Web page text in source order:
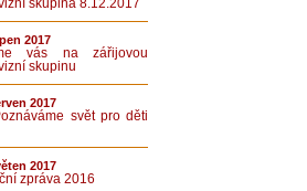
skupina 8.12.2017
2017
vás na zářijovou
skupinu
2017
svět pro děti
2017
zpráva 2016